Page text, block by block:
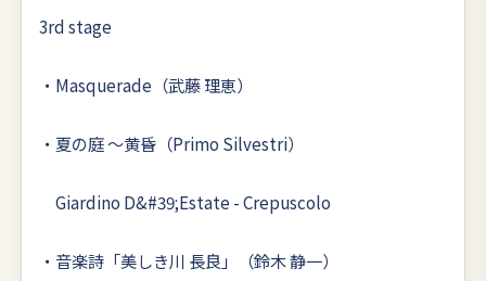
3rd stage
・Masquerade（武藤 理恵）
・夏の庭 ～黄昏（Primo Silvestri）
Giardino D&#39;Estate - Crepuscolo
・音楽詩「美しき川 長良」（鈴木 静一）